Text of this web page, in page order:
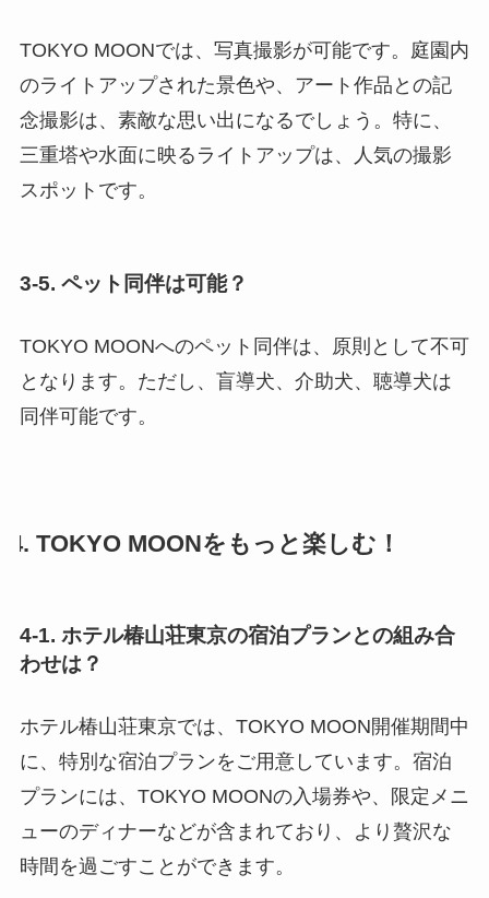
TOKYO MOONでは、写真撮影が可能です。庭園内
のライトアップされた景色や、アート作品との記
念撮影は、素敵な思い出になるでしょう。特に、
三重塔や水面に映るライトアップは、人気の撮影
スポットです。
3-5. ペット同伴は可能？
TOKYO MOONへのペット同伴は、原則として不可
となります。ただし、盲導犬、介助犬、聴導犬は
同伴可能です。
4. TOKYO MOONをもっと楽しむ！
4-1. ホテル椿山荘東京の宿泊プランとの組み合
わせは？
ホテル椿山荘東京では、TOKYO MOON開催期間中
に、特別な宿泊プランをご用意しています。宿泊
プランには、TOKYO MOONの入場券や、限定メニ
ューのディナーなどが含まれており、より贅沢な
時間を過ごすことができます。